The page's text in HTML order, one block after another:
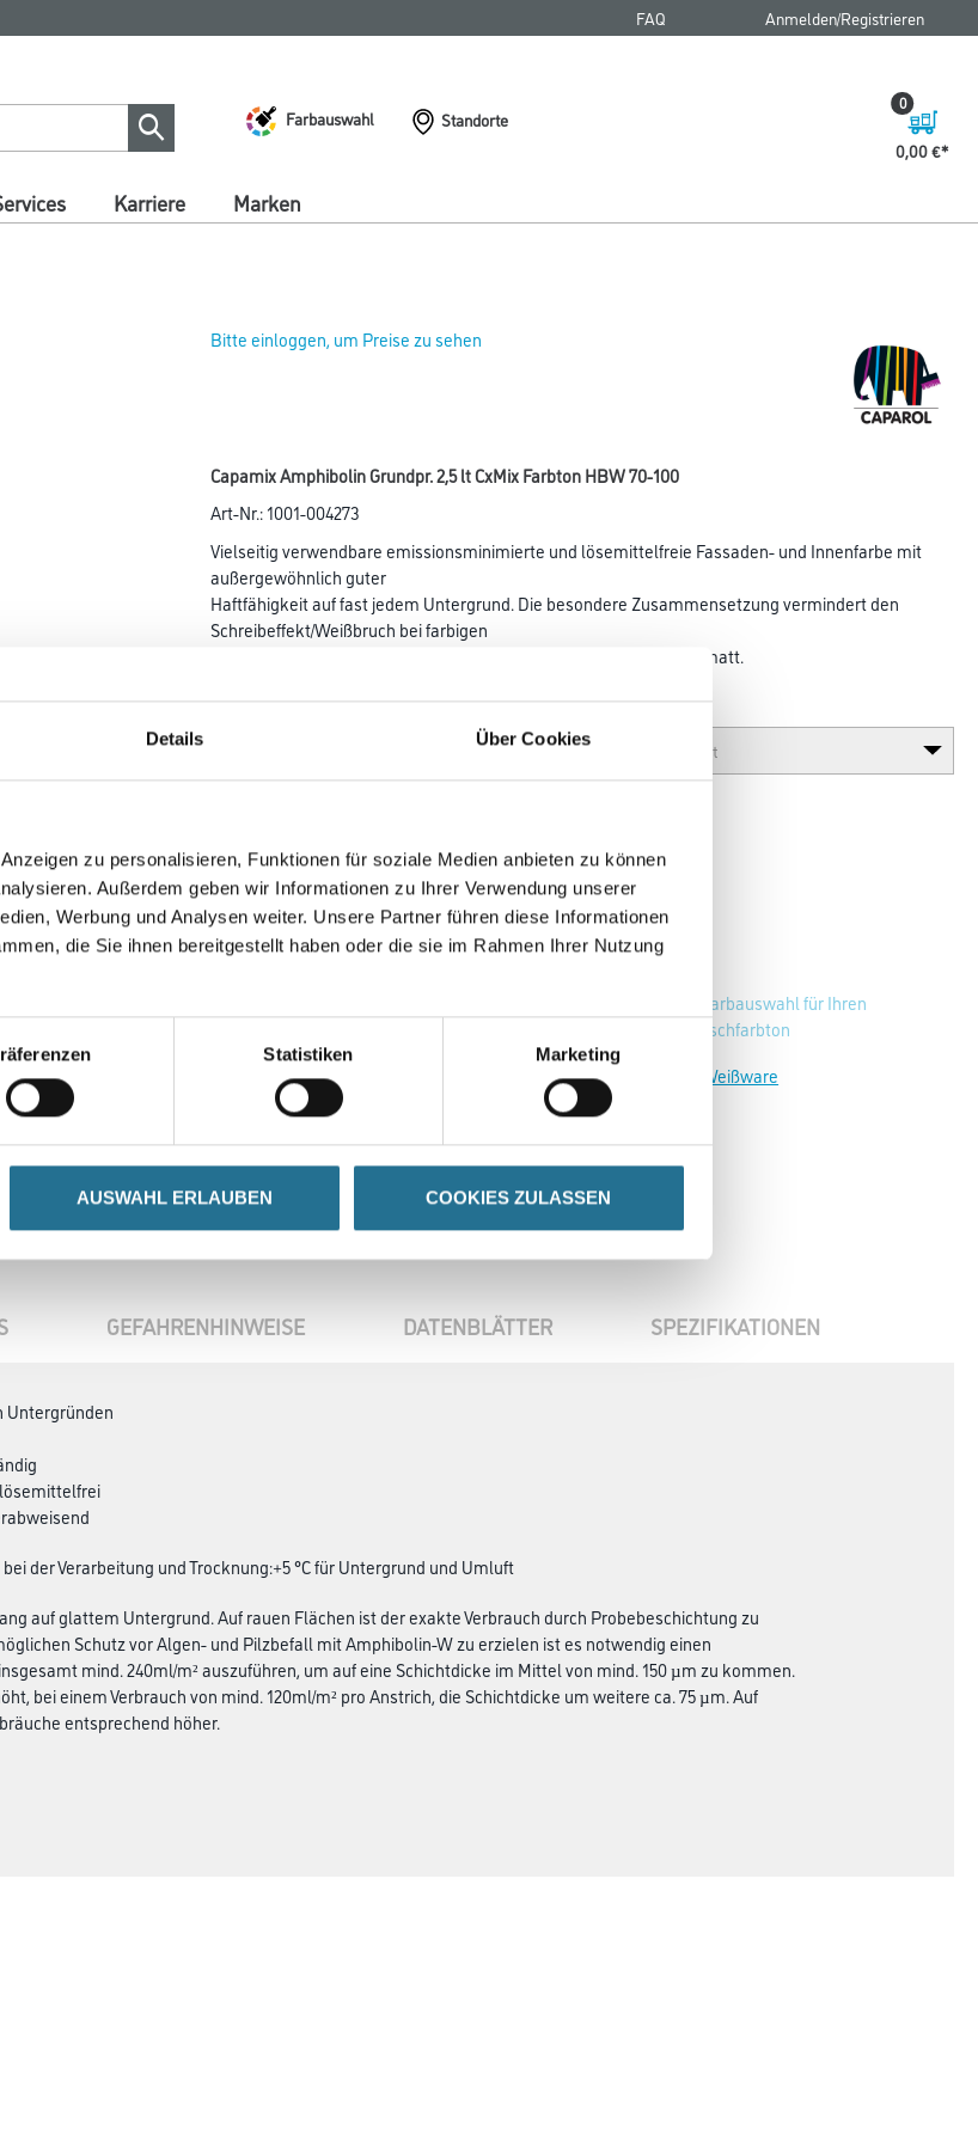
Details Über Cookies
zu personalisieren, Funktionen für soziale Medien anbieten zu können
Außerdem geben wir Informationen zu Ihrer Verwendung unserer
Werbung und Analysen weiter. Unsere Partner führen diese Informationen
die Sie ihnen bereitgestellt haben oder die sie im Rahmen Ihrer Nutzung
Statistiken Marketing
AUSWAHL ERLAUBEN COOKIES ZULASSEN
FAQ Anmelden/Registrieren
Farbauswahl
Standorte
0,00 €
0
Karriere Marken
Bitte einloggen, um Preise zu sehen
Capamix Amphibolin Grundpr. 2,5 lt CxMix Farbton HBW 70-100
Art-Nr.:1001-004273
Vielseitig verwendbare emissionsminimierte und lösemittelfreie Fassaden- und Innen­farbe mit
außergewöhnlich guter
Haftfähig­keit auf fast jedem Untergrund. Die besondere Zusammensetzung vermindert den
Schreibeffekt/Weißbruch bei farbigen
Beschichtungen. Oberflächenschutz algizid und Glanzgrad seidenmatt.
Umrechnungsfaktoren
Zur Farbauswahl für Ihren
Wunschfarbton
Zur Weißware
GEFAHRENHINWEISE DATENBLÄTTER SPEZIFIKATIONEN
Untergründen
der Verarbeitung und Trocknung:+5 °C für Untergrund und Umluft
auf glattem Untergrund. Auf rauen Flächen ist der exakte Verbrauch durch Probebeschichtung zu
Schutz vor Algen- und Pilzbefall mit Amphibolin-W zu erzielen ist es notwendig einen
mind. 240ml/m² auszuführen, um auf eine Schichtdicke im Mittel von mind. 150 µm zu kommen.
bei einem Verbrauch von mind. 120ml/m² pro Anstrich, die Schichtdicke um weitere ca. 75 µm. Auf
entsprechend höher.